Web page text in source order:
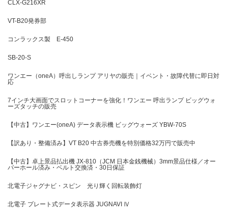
CLX-G216XR
VT-B20発券部
コンラックス製 E-450
SB-20-S
ワンエー（oneA）呼出しランプ アリヤの販売｜イベント・故障代替に即日対
応
7インチ大画面でスロットコーナーを強化！ワンエー 呼出ランプ ビッグウォ
ーズタッチの販売
【中古】ワンエー(oneA) データ表示機 ビッグウォーズ YBW-70S
【訳あり・整備済み】VT B20 中古券売機を特別価格32万円で販売中
【中古】卓上景品払出機 JX-810（JCM 日本金銭機械）3mm景品仕様／オー
バーホール済み・ベルト交換済・30日保証
北電子ジャグナビ・スピン 光り輝く回転装飾灯
北電子 プレート式データ表示器 JUGNAVI Ⅳ